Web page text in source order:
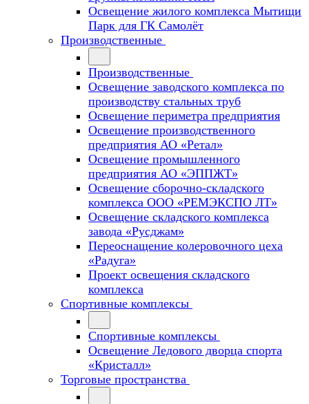
Освещение жилого комплекса Мытищи
Парк для ГК Самолёт
Производственные
Производственные
Освещение заводского комплекса по
производству стальных труб
Освещение периметра предприятия
Освещение производственного
предприятия АО «Ретал»
Освещение промышленного
предприятия АО «ЭППЖТ»
Освещение сборочно-складского
комплекса ООО «РЕМЭКСПО ЛТ»
Освещение складского комплекса
завода «Русджам»
Переоснащение колеровочного цеха
«Радуга»
Проект освещения складского
комплекса
Спортивные комплексы
Спортивные комплексы
Освещение Ледового дворца спорта
«Кристалл»
Торговые пространства